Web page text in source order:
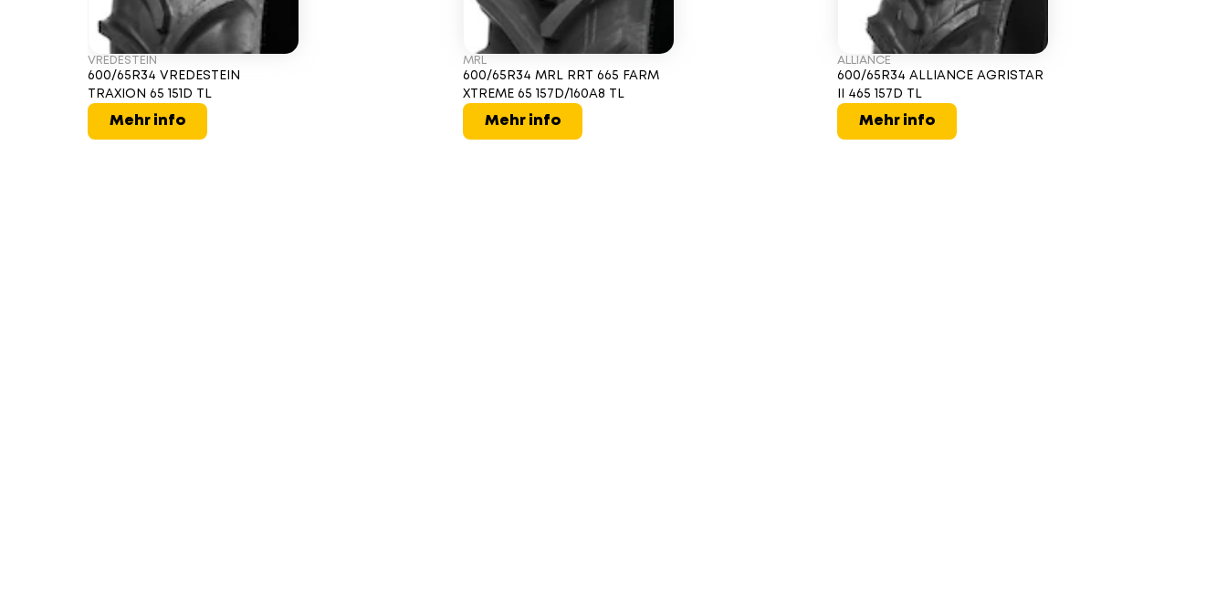
VREDESTEIN
600/65R34 VREDESTEIN
TRAXION 65 151D TL
Mehr info
MRL
600/65R34 MRL RRT 665 FARM
XTREME 65 157D/160A8 TL
Mehr info
ALLIANCE
600/65R34 ALLIANCE AGRISTAR
II 465 157D TL
Mehr info